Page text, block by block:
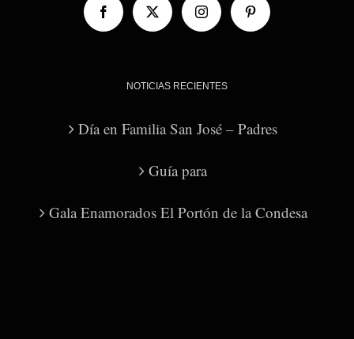
NOTICIAS RECIENTES
Día en Familia San José – Padres
Guía para
Gala Enamorados El Portón de la Condesa